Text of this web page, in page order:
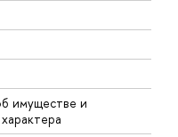
имуществе и